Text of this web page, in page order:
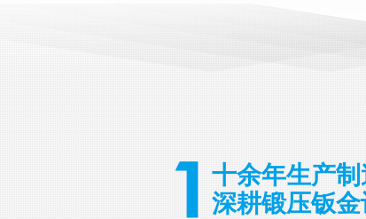
十余年生产
深耕锻压钣